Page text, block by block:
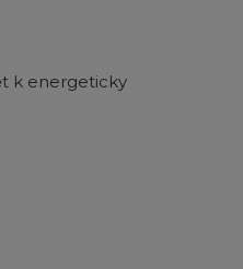
k energeticky